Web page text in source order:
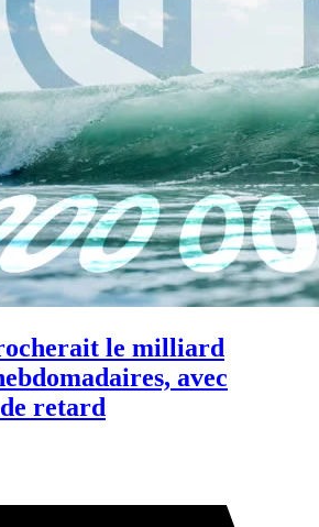
le milliard
avec
retard